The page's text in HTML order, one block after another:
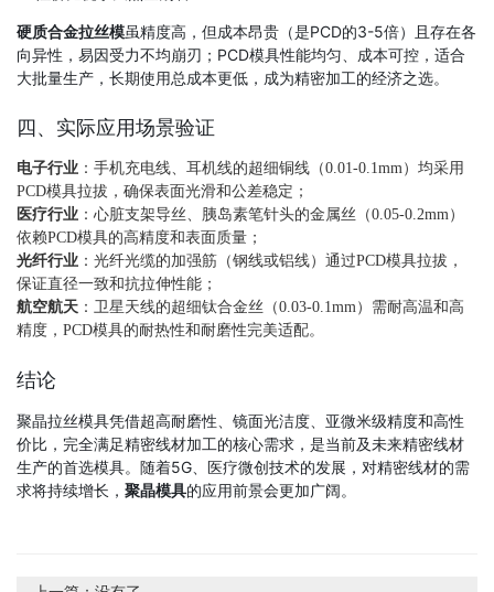
硬质合金拉丝模虽精度高，但成本昂贵（是PCD的3-5倍）且存在各
向异性，易因受力不均崩刃；PCD模具性能均匀、成本可控，适合
大批量生产，长期使用总成本更低，成为精密加工的经济之选。
四、实际应用场景验证
电子行业 ：手机充电线、耳机线的超细铜线（0.01-0.1mm）均采用
PCD模具拉拔，确保表面光滑和公差稳定；
医疗行业 ：心脏支架导丝、胰岛素笔针头的金属丝（0.05-0.2mm）
依赖PCD模具的高精度和表面质量；
光纤行业 ：光纤光缆的加强筋（钢线或铝线）通过PCD模具拉拔，
保证直径一致和抗拉伸性能；
航空航天 ：卫星天线的超细钛合金丝（0.03-0.1mm）需耐高温和高
精度，PCD模具的耐热性和耐磨性完美适配。
结论
聚晶拉丝模具凭借超高耐磨性、镜面光洁度、亚微米级精度和高性
价比，完全满足精密线材加工的核心需求，是当前及未来精密线材
生产的首选模具。随着5G、医疗微创技术的发展，对精密线材的需
求将持续增长， 聚晶模具的应用前景会更加广阔。